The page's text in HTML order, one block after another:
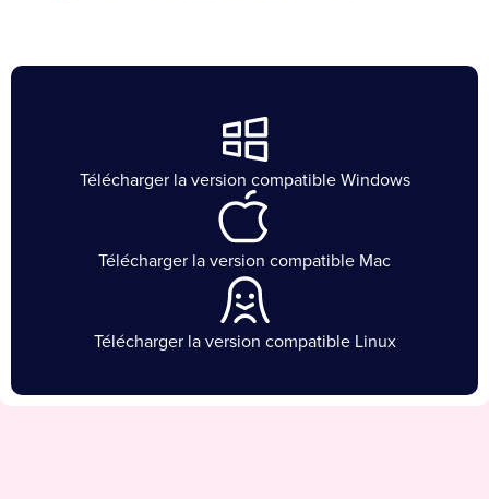
Télécharger la version compatible Windows
Télécharger la version compatible Mac
Télécharger la version compatible Linux